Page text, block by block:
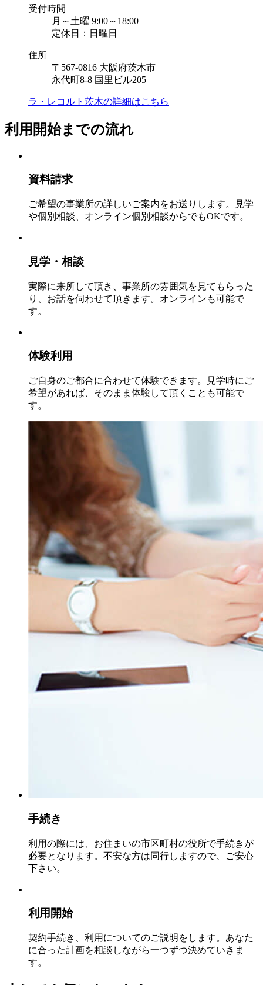
受付時間
月～土曜 9:00～18:00
定休日：日曜日
住所
〒567-0816 大阪府茨木市
永代町8-8 国里ビル205
ラ・レコルト茨木の詳細はこちら
利用開始までの流れ
資料請求
ご希望の事業所の詳しいご案内をお送りします。見学
や個別相談、オンライン個別相談からでもOKです。
見学・相談
実際に来所して頂き、事業所の雰囲気を見てもらった
り、お話を伺わせて頂きます。オンラインも可能で
す。
体験利用
ご自身のご都合に合わせて体験できます。見学時にご
希望があれば、そのまま体験して頂くことも可能で
す。
手続き
利用の際には、お住まいの市区町村の役所で手続きが
必要となります。不安な方は同行しますので、ご安心
下さい。
利用開始
契約手続き、利用についてのご説明をします。あなた
に合った計画を相談しながら一つずつ決めていきま
す。